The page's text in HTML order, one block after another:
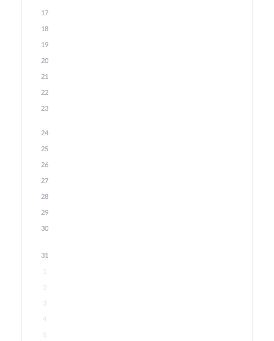
17
18
19
20
21
22
23
24
25
26
27
28
29
30
31
1
2
3
4
5